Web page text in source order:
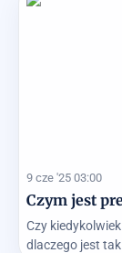
9 cze '25 03:00
Czym jest
Czy
dlaczego jest